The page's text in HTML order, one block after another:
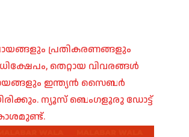
പ്രതികരണങ്ങളും
തെറ്റായ വിവരങ്ങൾ
ഇന്ത്യൻ സൈബർ
ന്യൂസ് ബെംഗളൂരു ഡോട്ട്